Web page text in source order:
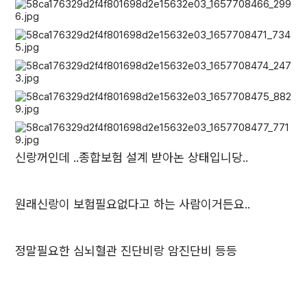
신랑꺼인데 ..종합보험 설계 받아논 상태입니당..
원래신랑이 보험필요없다고 하는 사람이거든요..
정말필요한 심뇌혈관 진단비랑 암진단비 등등